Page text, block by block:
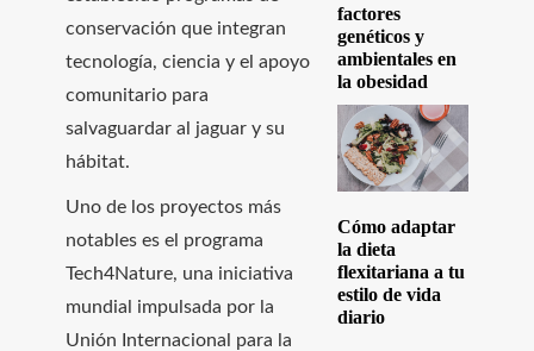
conservación que integran
tecnología, ciencia y el apoyo
comunitario para
salvaguardar al jaguar y su
hábitat.
Uno de los proyectos más
notables es el programa
Tech4Nature, una iniciativa
mundial impulsada por la
Unión Internacional para la
factores
genéticos y
ambientales en
la obesidad
Cómo adaptar
la dieta
flexitariana a tu
estilo de vida
diario